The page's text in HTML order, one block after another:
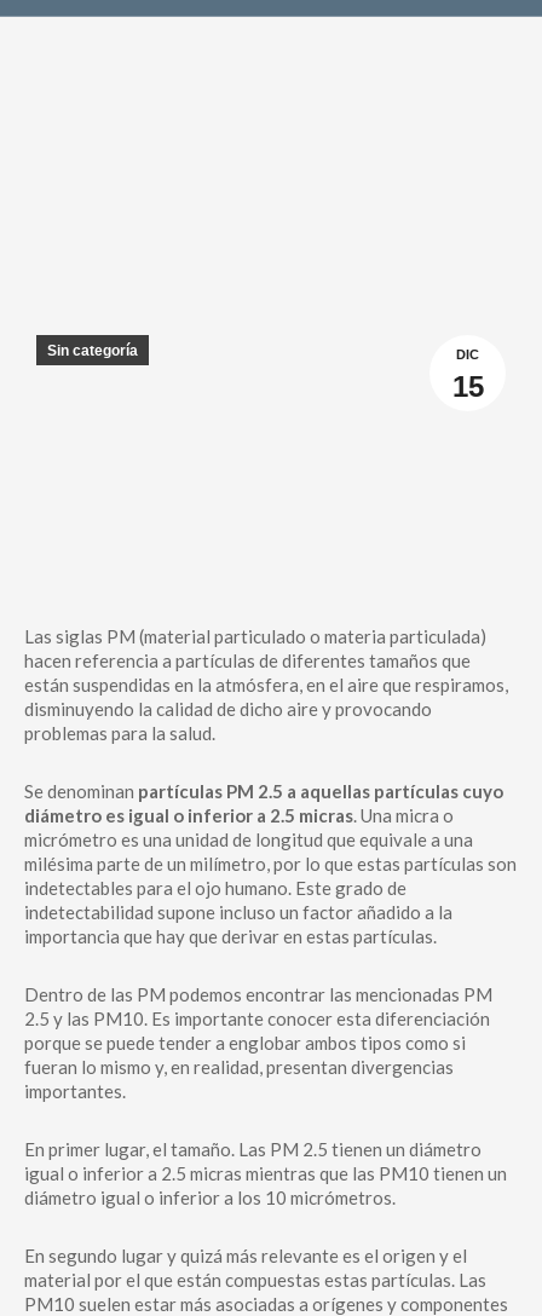
DIC
15
Sin categoría
Las siglas PM (material particulado o materia particulada)
hacen referencia a partículas de diferentes tamaños que
están suspendidas en la atmósfera, en el aire que respiramos,
disminuyendo la calidad de dicho aire y provocando
problemas para la salud.
Se denominan partículas PM 2.5 a aquellas partículas cuyo
diámetro es igual o inferior a 2.5 micras. Una micra o
micrómetro es una unidad de longitud que equivale a una
milésima parte de un milímetro, por lo que estas partículas son
indetectables para el ojo humano. Este grado de
indetectabilidad supone incluso un factor añadido a la
importancia que hay que derivar en estas partículas.
Dentro de las PM podemos encontrar las mencionadas PM
2.5 y las PM10. Es importante conocer esta diferenciación
porque se puede tender a englobar ambos tipos como si
fueran lo mismo y, en realidad, presentan divergencias
importantes.
En primer lugar, el tamaño. Las PM 2.5 tienen un diámetro
igual o inferior a 2.5 micras mientras que las PM10 tienen un
diámetro igual o inferior a los 10 micrómetros.
En segundo lugar y quizá más relevante es el origen y el
material por el que están compuestas estas partículas. Las
PM10 suelen estar más asociadas a orígenes y componentes